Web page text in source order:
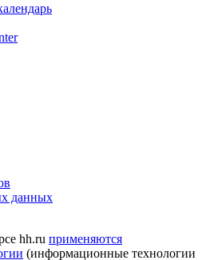
данных
hh.ru применяются
(информационные технологии